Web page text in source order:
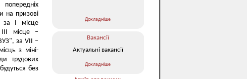
на призові
за І місце
місце –
за VІІ –
з міні-
трудових
без
Докладніше
Вакансії
Актуальні вакансії
Докладніше